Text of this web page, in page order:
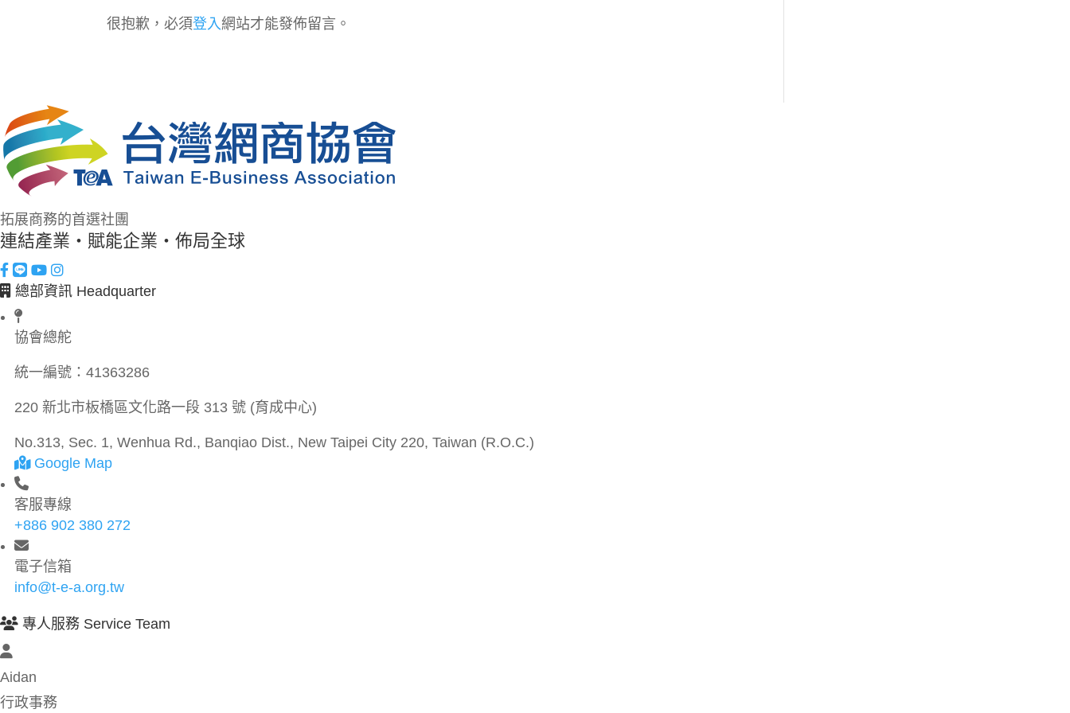
很抱歉，必須登入 網站才能發佈留言。
拓展商務的首選社團
連結產業・賦能企業・佈局全球
總部資訊 Headquarter
協會總舵
統一編號： 41363286
220 新北市板橋區文化路一段 313 號 (育成中心)
No.313, Sec. 1, Wenhua Rd., Banqiao Dist., New Taipei City 220, Taiwan (R.O.C.)
Google Map
客服專線
+886 902 380 272
電子信箱
info@t-e-a.org.tw
專人服務 Service Team
Aidan
行政事務